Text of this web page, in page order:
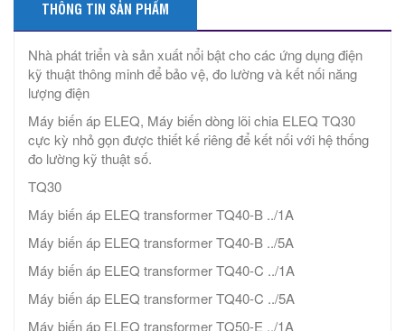
THÔNG TIN SẢN PHẨM
Nhà phát triển và sản xuất nổi bật cho các ứng dụng điện
kỹ thuật thông minh để bảo vệ, đo lường và kết nối năng
lượng điện
Máy biến áp ELEQ, Máy biến dòng lõi chia ELEQ TQ30
cực kỳ nhỏ gọn được thiết kế riêng để kết nối với hệ thống
đo lường kỹ thuật số.
TQ30
Máy biến áp ELEQ transformer TQ40-B ../1A
Máy biến áp ELEQ transformer TQ40-B ../5A
Máy biến áp ELEQ transformer TQ40-C ../1A
Máy biến áp ELEQ transformer TQ40-C ../5A
Máy biến áp ELEQ transformer TQ50-E ../1A